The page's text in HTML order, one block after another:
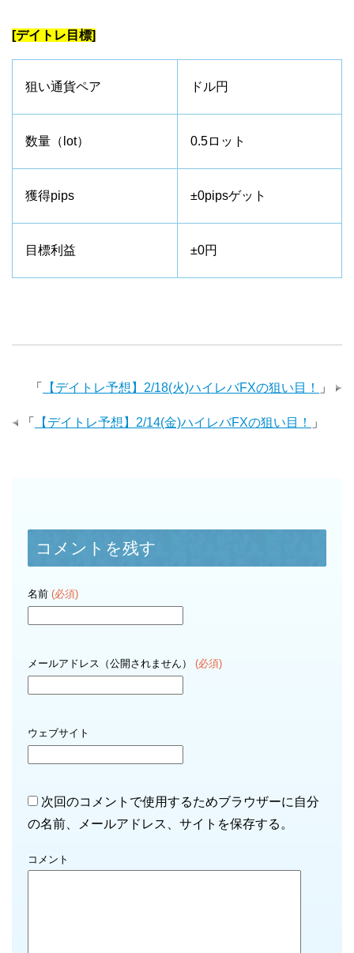
[デイトレ目標]
狙い通貨ペア ドル円
数量（lot） 0.5ロット
獲得pips ±0pipsゲット
目標利益 ±0円
「 【デイトレ予想】2/18(火)ハイレバFXの狙い目！ 」
「 【デイトレ予想】2/14(金)ハイレバFXの狙い目！ 」
コメントを残す
名前 (必須)
メールアドレス（公開されません） (必須)
ウェブサイト
次回のコメントで使用するためブラウザーに自分
の名前、メールアドレス、サイトを保存する。
コメント